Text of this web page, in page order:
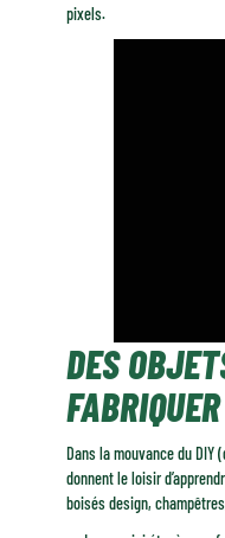
pixels.
DES
Dans la mouvance du
donnent le loisir
boisés design,